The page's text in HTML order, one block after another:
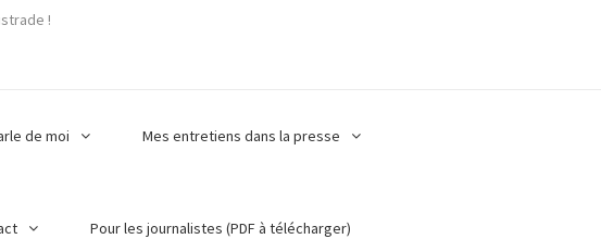
!
de moi Mes entretiens dans la presse
Pour les journalistes (PDF à télécharger)